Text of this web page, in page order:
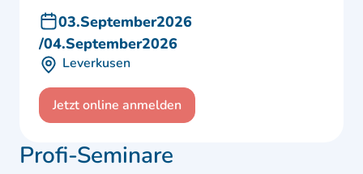
03.September2026
/04.September2026
Leverkusen
Jetzt online anmelden
Profi-Seminare